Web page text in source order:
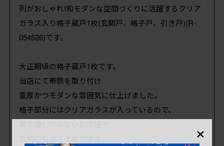
列がおしゃれ!和モダンな空間づくりに活躍するクリア
ガラス入り格子蔵戸1枚(玄関戸、格子戸、引き戸)(R-
054526)です。
大正期頃の格子蔵戸1枚です。
当店にて帯鉄を取り付け
重厚かつモダンな雰囲気に仕上げました。
格子部分にはクリアガラスが入っているので、
×